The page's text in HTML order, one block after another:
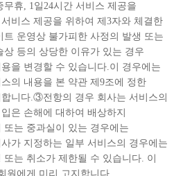
휴, 1일24시간 서비스 제공을
비스 제공을 위하여 제3자와 체결한
운영상 불가피한 사정의 발생 또는
등의 상당한 이유가 있는 경우
을 변경할 수 있습니다.이 경우에는
의 내용을 본 약관 제9조에 정한
니다.③전항의 경우 회사는 서비스의
은 손해에 대하여 배상하지
는 중과실이 있는 경우에는
가 지정하는 일부 서비스의 경우에는
는 취소가 제한될 수 있습니다. 이
원에게 미리 고지합니다.